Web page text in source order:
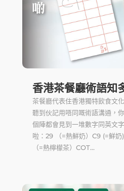
香港茶餐廳術語知
茶餐廳代表住香港獨特飲食文
聽到伙記用唔同嘅術語溝通，
個陣都會見到一堆數字同英文
啦：29 （=熱鮮奶）C9 (=鮮
（=熱檸檬茶）COT...